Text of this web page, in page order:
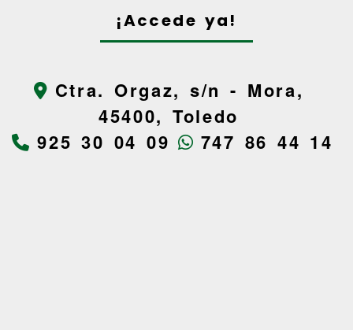
¡Accede ya!
Ctra. Orgaz, s/n - Mora,
45400,Toledo
925 30 04 09
747 86 44 14